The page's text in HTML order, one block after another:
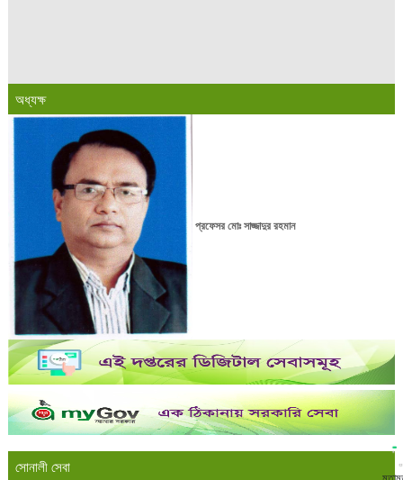
অধ্যক্ষ
প্রফেসর মোঃ সাজ্জাদুর রহমান
সোনালী সেবা